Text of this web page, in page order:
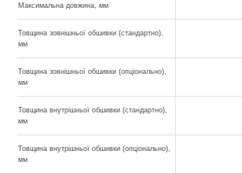
Максимальна довжина, мм
Товщина зовнішньої обшивки (стандартно),
мм
Товщина зовнішньої обшивки (опціонально),
мм
Товщина внутрішньої обшивки (стандартно),
мм
Товщина внутрішньої обшивки (опціонально),
мм